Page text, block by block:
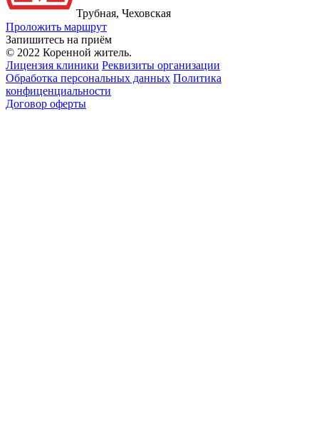
Трубная, Чеховская
Проложить маршрут
Запишитесь на приём
© 2022 Коренной житель.
Лицензия клиники Реквизиты организации
Обработка персональных данных Политика
конфиценциальности
Договор оферты